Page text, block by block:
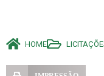
HOME